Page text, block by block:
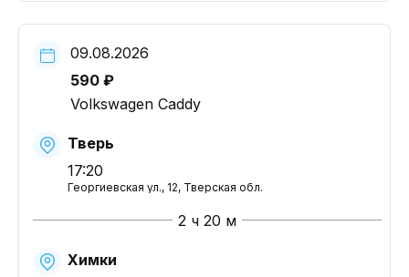
09.08.2026
590 ₽
Volkswagen Caddy
Тверь
17:20
Георгиевская ул., 12, Тверская обл.
2 ч 20 м
Химки